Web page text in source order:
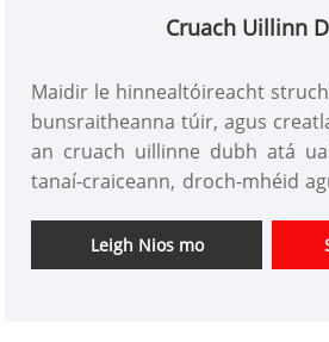
Cruach Uillinn
Maidir le hinnealtóireacht
bunsraitheanna túir, agus
an cruach uillinne dubh atá
tanaí-craiceann, droch-mhéid
Co., Ltd, le monarcha atá
cumas táirgthe bliantúil de
Leigh Nios mo